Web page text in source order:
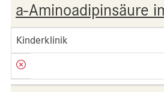
a-Aminoadipinsäure
Kinderklinik